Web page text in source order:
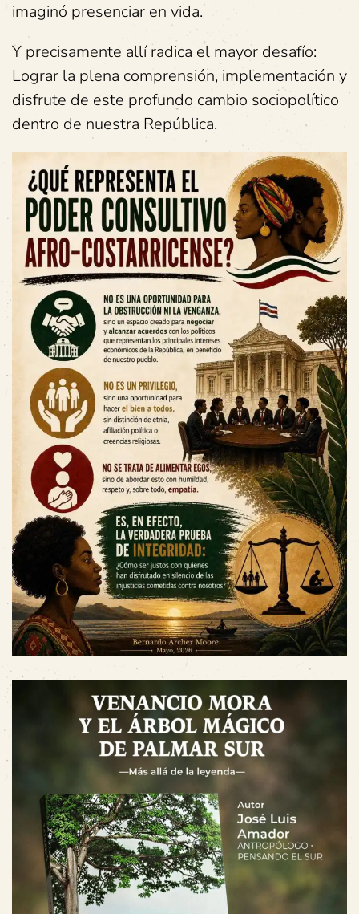
imaginó presenciar en vida.
Y precisamente allí radica el mayor desafío:
Lograr la plena comprensión, implementación y
disfrute de este profundo cambio sociopolítico
dentro de nuestra República.